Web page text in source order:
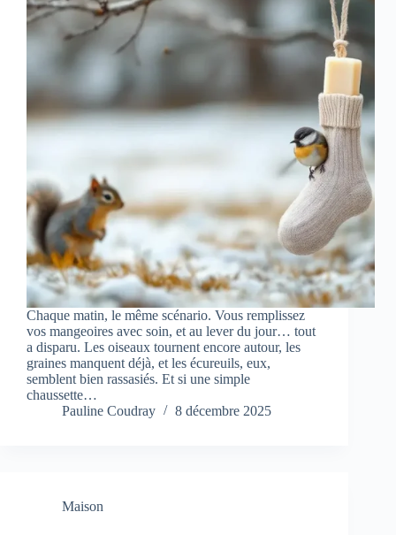
Chaque matin, le même scénario. Vous remplissez
vos mangeoires avec soin, et au lever du jour… tout
a disparu. Les oiseaux tournent encore autour, les
graines manquent déjà, et les écureuils, eux,
semblent bien rassasiés. Et si une simple
chaussette…
Pauline Coudray
8 décembre 2025
Maison